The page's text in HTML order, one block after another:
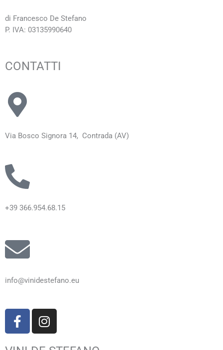
di Francesco De Stefano
P. IVA: 03135990640
CONTATTI
Via Bosco Signora 14, Contrada (AV)
+39 366.954.68.15
info@vinidestefano.eu
F
a
I
n